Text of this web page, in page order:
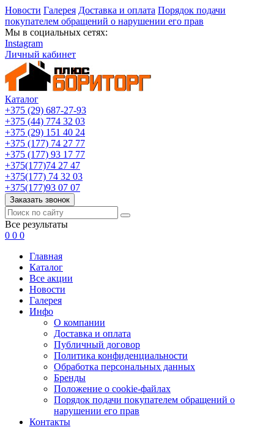
Новости Галерея Доставка и оплата Порядок подачи
покупателем обращений о нарушении его прав
Мы в социальных сетях:
Instagram
Личный кабинет
Каталог
+375 (29) 687-27-93
+375 (44) 774 32 03
+375 (29) 151 40 24
+375 (177) 74 27 77
+375 (177) 93 17 77
+375(177)74 27 47
+375(177) 74 32 03
+375(177)93 07 07
Заказать звонок
Все результаты
0 0 0
Главная
Каталог
Все акции
Новости
Галерея
Инфо
О компании
Доставка и оплата
Публичный договор
Политика конфиденциальности
Обработка персональных данных
Бренды
Положение о cookie-файлах
Порядок подачи покупателем обращений о
нарушении его прав
Контакты